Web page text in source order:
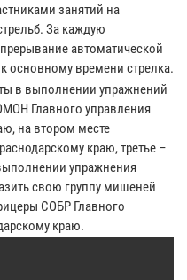
занятий на
За каждую
автоматической
основному времени стрелка.
в выполнении упражнений
Главного управления
на втором месте
краю, третье –
упражнения
свою группу мишеней
СОБР Главного
краю.